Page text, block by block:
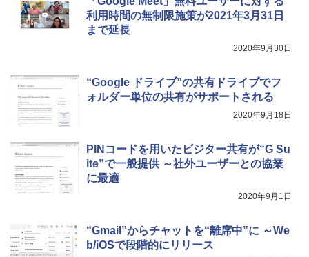
利用時間の無制限施策が2021年3月31日
まで延長
2020年9月30日
“Google ドライブ”の共有ドライブでフ
ォルダー単位の共有がサポートされる
2020年9月18日
PINコードを用いたビジター共有が“G Su
ite”で一般提供 ～社外ユーザーとの協業
に最適
2020年9月1日
“Gmail”からチャットを“離席中”に ～We
b/iOSで段階的にリリース